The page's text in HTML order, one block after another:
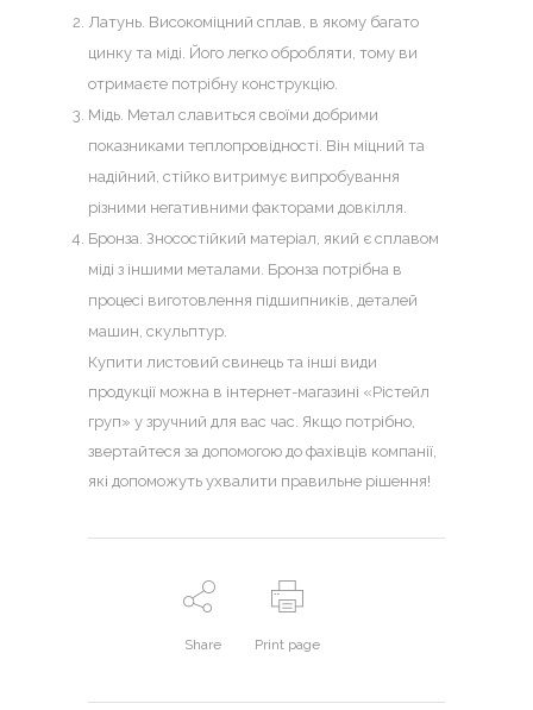
Латунь. Високоміцний сплав, в якому багато
цинку та міді. Його легко обробляти, тому ви
отримаєте потрібну конструкцію.
Мідь. Метал славиться своїми добрими
показниками теплопровідності. Він міцний та
надійний, стійко витримує випробування
різними негативними факторами довкілля.
Бронза. Зносостійкий матеріал, який є сплавом
міді з іншими металами. Бронза потрібна в
процесі виготовлення підшипників, деталей
машин, скульптур.
Купити листовий свинець та інші види
продукції можна в інтернет-магазині «Рістейл
груп» у зручний для вас час. Якщо потрібно,
звертайтеся за допомогою до фахівців компанії,
які допоможуть ухвалити правильне рішення!
Share Print page